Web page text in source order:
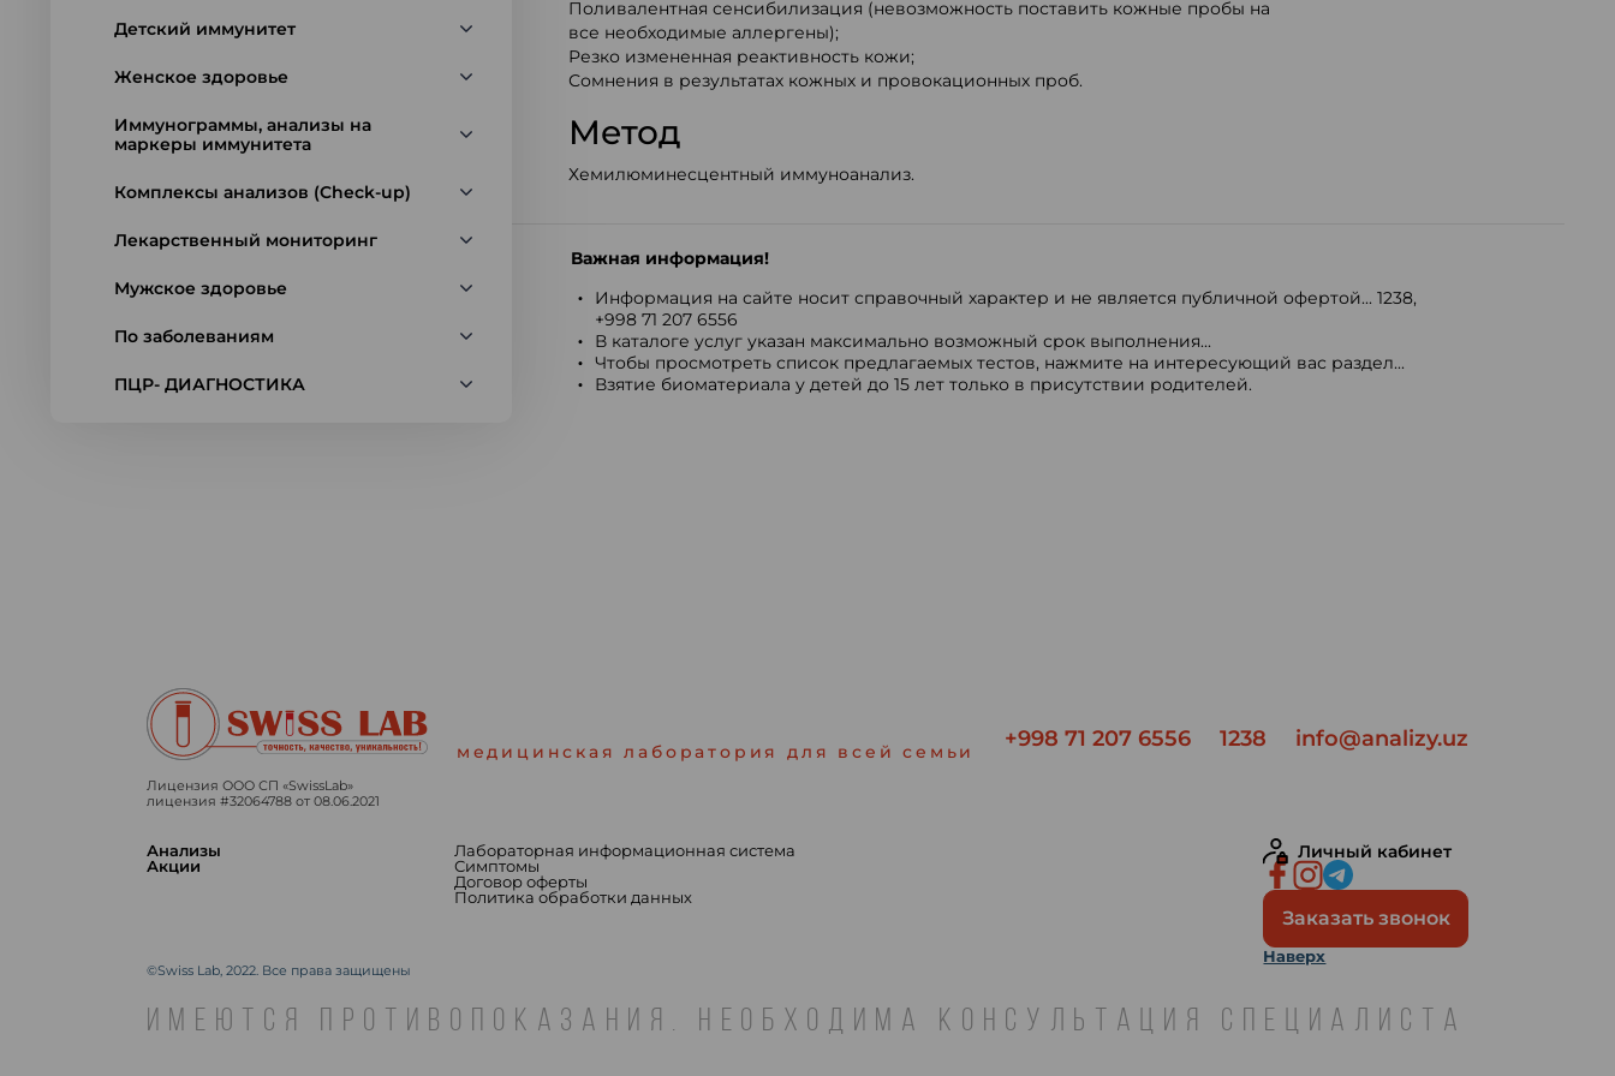
Детский иммунитет
Женское здоровье
Иммунограммы, анализы на
маркеры иммунитета
Комплексы анализов (Check-up)
Лекарственный мониторинг
Мужское здоровье
По заболеваниям
ПЦР- ДИАГНОСТИКА
Поливалентная сенсибилизация (невозможность поставить кожные пробы на
все необходимые аллергены);
Резко измененная реактивность кожи;
Сомнения в результатах кожных и провокационных проб.
Метод
Хемилюминесцентный иммуноанализ.
Важная информация!
Информация на сайте носит справочный характер и не является публичной офертой... 1238,
+998 71 207 6556
В каталоге услуг указан максимально возможный срок выполнения...
Чтобы просмотреть список предлагаемых тестов, нажмите на интересующий вас раздел...
Взятие биоматериала у детей до 15 лет только в присутствии родителей.
медицинская лаборатория для всей семьи +998 71 207 6556 1238 info@analizy.uz
Лицензия ООО СП «SwissLab»
лицензия #32064788 от 08.06.2021
Анализы
Акции
Лабораторная информационная система
Симптомы
Договор оферты
Политика обработки данных
Личный кабинет
Заказать звонок
Наверх
©Swiss Lab, 2022. Все права защищены
ИМЕЮТСЯ ПРОТИВОПОКАЗАНИЯ. НЕОБХОДИМА КОНСУЛЬТАЦИЯ СПЕЦИАЛИСТА